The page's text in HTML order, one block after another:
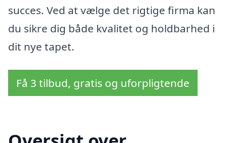
succes. Ved at vælge det rigtige firma kan
du sikre dig både kvalitet og holdbarhed i
dit nye tapet.
Få 3 tilbud, gratis og uforpligtende